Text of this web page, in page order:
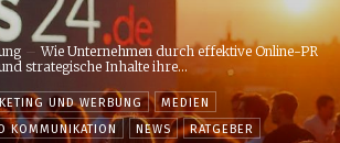
Wie Unternehmen durch effektive Online-PR
strategische Inhalte ihre...
UND WERBUNG
MEDIEN
KOMMUNIKATION
NEWS RATGEBER